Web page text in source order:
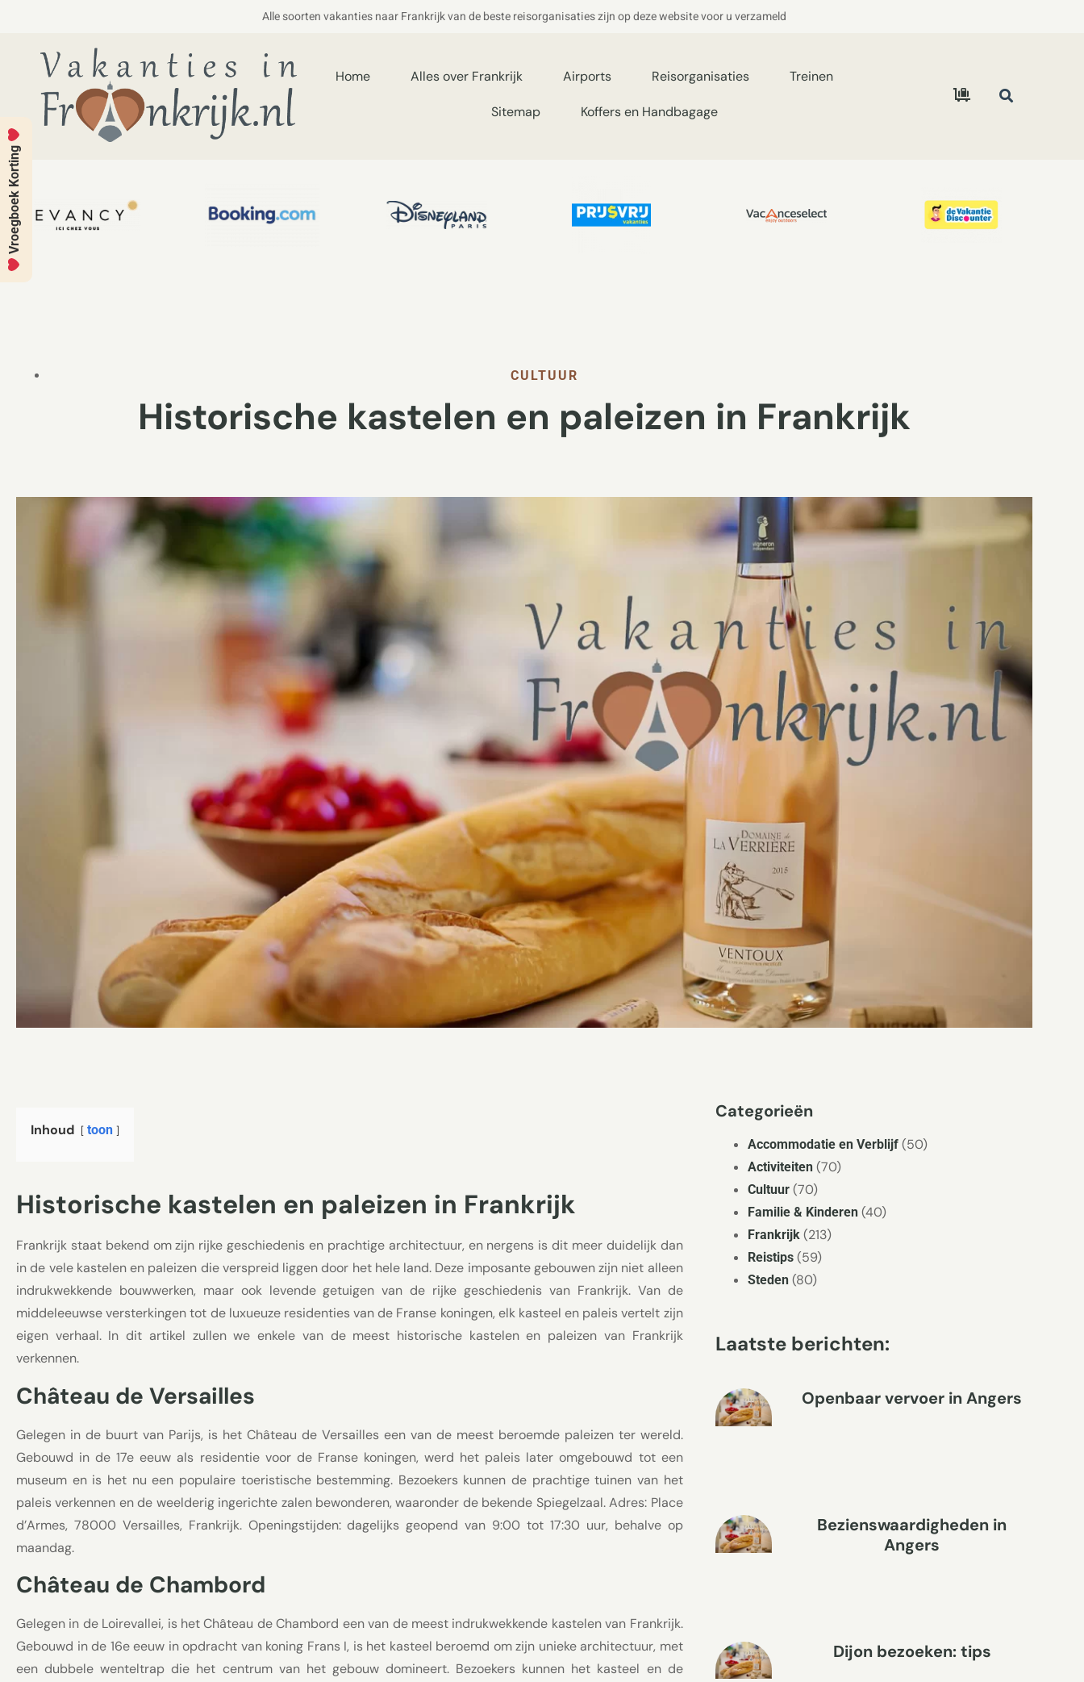
Alle soorten vakanties naar Frankrijk van de beste reisorganisaties zijn op deze website voor u verzameld
Home Alles over Frankrijk Airports Reisorganisaties Treinen
Sitemap Koffers en Handbagage
CULTUUR
Historische kastelen en paleizen in Frankrijk
Inhoud toon
Historische kastelen en paleizen in Frankrijk
Frankrijk staat bekend om zijn rijke geschiedenis en prachtige architectuur, en nergens is dit meer duidelijk dan
in de vele kastelen en paleizen die verspreid liggen door het hele land. Deze imposante gebouwen zijn niet alleen
indrukwekkende bouwwerken, maar ook levende getuigen van de rijke geschiedenis van Frankrijk. Van de
middeleeuwse versterkingen tot de luxueuze residenties van de Franse koningen, elk kasteel en paleis vertelt zijn
eigen verhaal. In dit artikel zullen we enkele van de meest historische kastelen en paleizen van Frankrijk
verkennen.
Château de Versailles
Gelegen in de buurt van Parijs, is het Château de Versailles een van de meest beroemde paleizen ter wereld.
Gebouwd in de 17e eeuw als residentie voor de Franse koningen, werd het paleis later omgebouwd tot een
museum en is het nu een populaire toeristische bestemming. Bezoekers kunnen de prachtige tuinen van het
paleis verkennen en de weelderig ingerichte zalen bewonderen, waaronder de bekende Spiegelzaal. Adres: Place
d’Armes, 78000 Versailles, Frankrijk. Openingstijden: dagelijks geopend van 9:00 tot 17:30 uur, behalve op
maandag.
Château de Chambord
Gelegen in de Loirevallei, is het Château de Chambord een van de meest indrukwekkende kastelen van Frankrijk.
Gebouwd in de 16e eeuw in opdracht van koning Frans I, is het kasteel beroemd om zijn unieke architectuur, met
een dubbele wenteltrap die het centrum van het gebouw domineert. Bezoekers kunnen het kasteel en de
Categorieën
Accommodatie en Verblijf(50)
Activiteiten(70)
Cultuur(70)
Familie & Kinderen(40)
Frankrijk(213)
Reistips(59)
Steden(80)
Laatste berichten:
Openbaar vervoer in Angers
Bezienswaardigheden in
Angers
Dijon bezoeken: tips
Vroegboek Korting